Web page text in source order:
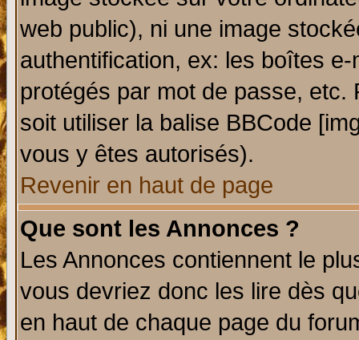
web public), ni une image
authentification, ex: les boîtes
protégés par mot de passe,
soit utiliser la balise BBCode
vous y êtes autorisés).
Revenir en haut de page
Que sont les Annonces ?
Les Annonces contiennent le
vous devriez donc les lire dès
en haut de chaque page du